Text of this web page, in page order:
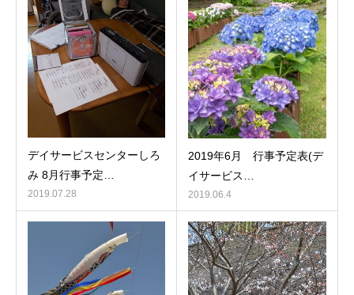
デイサービスセンターしろ
み 8月行事予定…
2019.07.28
2019年6月 行事予定表(デ
イサービス…
2019.06.4